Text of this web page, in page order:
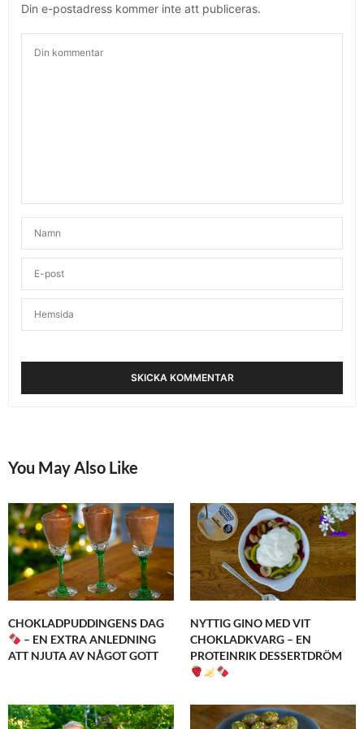
Din e-postadress kommer inte att publiceras.
You May Also Like
CHOKLADPUDDINGENS DAG
– EN EXTRA ANLEDNING
ATT NJUTA AV NÅGOT GOTT
NYTTIG GINO MED VIT
CHOKLADKVARG – EN
PROTEINRIK DESSERTDRÖM